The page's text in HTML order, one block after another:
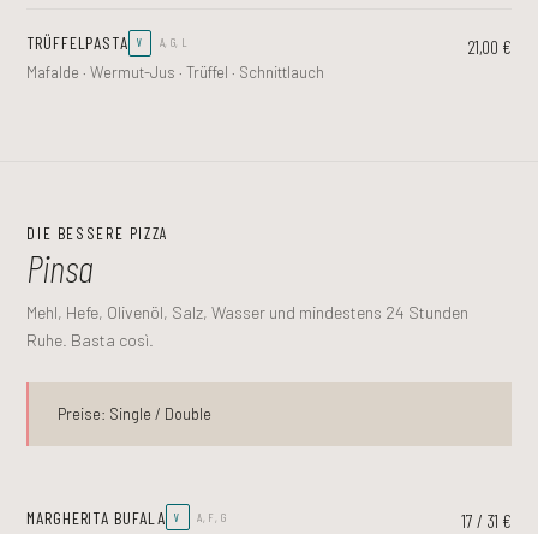
TRÜFFELPASTA V A, G, L
Mafalde · Wermut-Jus · Trüffel · Schnittlauch
21,00 €
DIE BESSERE PIZZA
Pinsa
Mehl, Hefe, Olivenöl, Salz, Wasser und mindestens 24 Stunden
Ruhe. Basta così.
Preise: Single / Double
MARGHERITA BUFALA V A, F, G 17 / 31 €